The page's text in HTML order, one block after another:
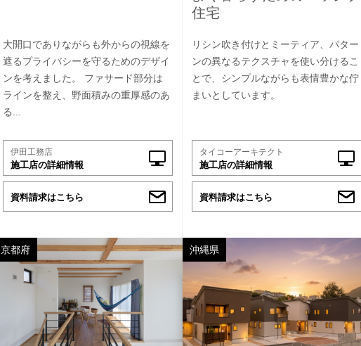
大開口でありながらも外からの視線を
遮るプライバシーを守るためのデザイ
ンを考えました。 ファサード部分は
ラインを整え、野面積みの重厚感のあ
る...
伊田工務店
施工店の詳細情報
資料請求はこちら
住宅
リシン吹き付けとミーティア、パター
ンの異なるテクスチャを使い分けるこ
とで、シンプルながらも表情豊かな佇
まいとしています。
タイコーアーキテクト
施工店の詳細情報
資料請求はこちら
京都府 沖縄県